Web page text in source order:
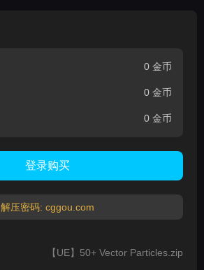
0 金币
0 金币
0 金币
登录购买
解压密码: cggou.com
【UE】50+ Vector Particles.zip